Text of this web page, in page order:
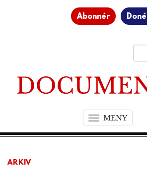
Abonnér
MENYT
o
ARKIV